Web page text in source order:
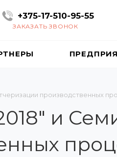
+375-17-510-95-55
ЗАКАЗАТЬ ЗВОНОК
производственных
и